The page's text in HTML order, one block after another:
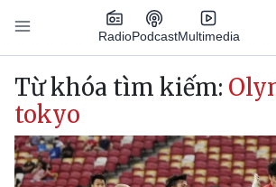
Nhảy đến nội dung
RadioPodcastMultimedia
Main navigation
Từ khóa tìm kiếm:
tokyo